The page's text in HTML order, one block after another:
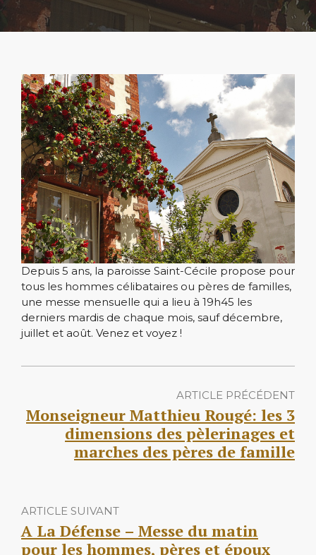
Depuis 5 ans, la paroisse Saint-Cécile propose pour
tous les hommes célibataires ou pères de familles,
une messe mensuelle qui a lieu à 19h45 les
derniers mardis de chaque mois, sauf décembre,
juillet et août. Venez et voyez !
ARTICLE PRÉCÉDENT
Monseigneur Matthieu Rougé: les 3
dimensions des pèlerinages et
marches des pères de famille
ARTICLE SUIVANT
A La Défense – Messe du matin
pour les hommes, pères et époux